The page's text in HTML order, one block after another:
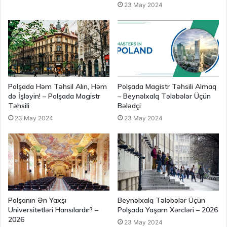
23 May 2024
Polşada Həm Təhsil Alın, Həm
də İşləyin! – Polşada Magistr
Təhsili
23 May 2024
Polşada Magistr Təhsili Almaq
– Beynəlxalq Tələbələr Üçün
Bələdçi
23 May 2024
Polşanın Ən Yaxşı
Universitetləri Hansılardır? –
2026
Beynəlxalq Tələbələr Üçün
Polşada Yaşam Xərcləri – 2026
23 May 2024